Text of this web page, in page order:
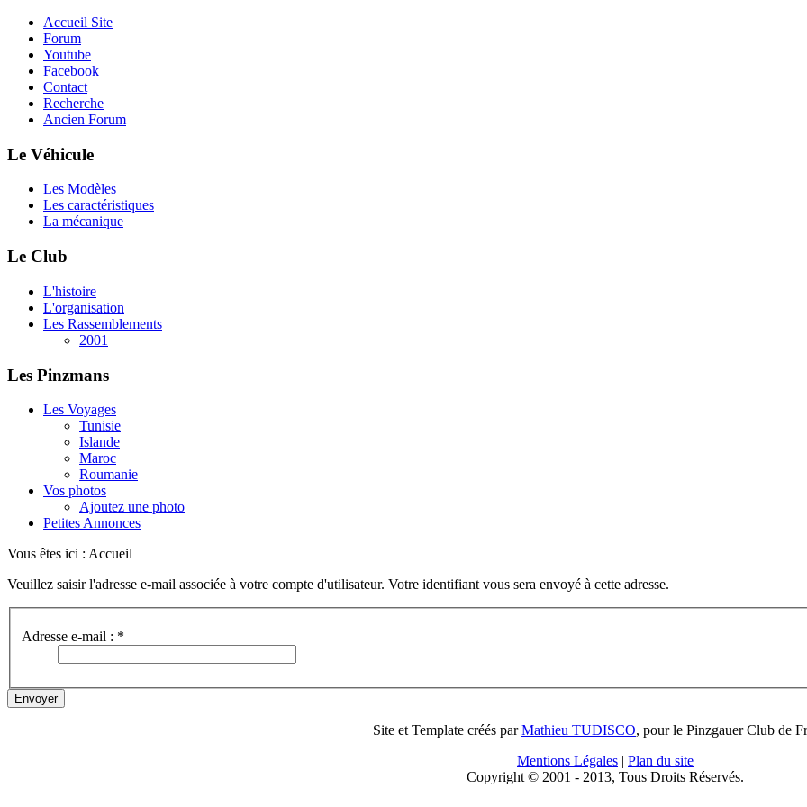
Accueil Site
Forum
Youtube
Facebook
Contact
Recherche
Ancien Forum
Le Véhicule
Les Modèles
Les caractéristiques
La mécanique
Le Club
L'histoire
L'organisation
Les Rassemblements
2001
Les Pinzmans
Les Voyages
Tunisie
Islande
Maroc
Roumanie
Vos photos
Ajoutez une photo
Petites Annonces
Vous êtes ici : Accueil
Veuillez saisir l'adresse e-mail associée à votre compte d'utilisateur. Votre identifiant vous sera envoyé à cette adresse.
Adresse e-mail : *
Envoyer
Site et Template créés parMathieu TUDISCO, pour le Pinzgauer Club de
Mentions Légales | Plan du site
Copyright © 2001 - 2013, Tous Droits Réservés.